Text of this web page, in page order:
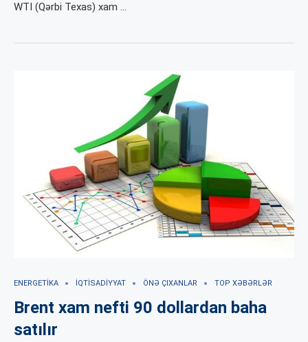
WTI (Qərbi Texas) xam …
ENERGETIKA İQTISADIYYAT ÖNƏ ÇIXANLAR TOP XƏBƏRLƏR
Brent xam nefti 90 dollardan baha
satılır